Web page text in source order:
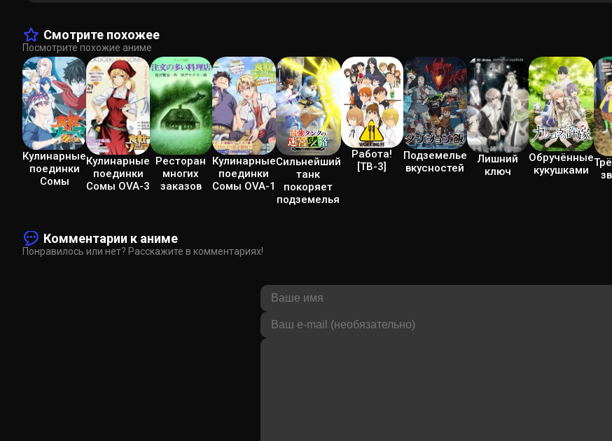
Смотрите похожее
Посмотрите похожие аниме
Кулинарные
поединки
Сомы
Кулинарные
поединки
Сомы OVA-3
Ресторан
многих
заказов
Кулинарные
поединки
Сомы OVA-1
Сильнейший
танк
покоряет
подземелья
Работа!
[ТВ-3]
Подземелье
вкусностей
Лишний
ключ
Обручённые
кукушками
Комментарии к аниме
Понравилось или нет? Расскажите в комментариях!